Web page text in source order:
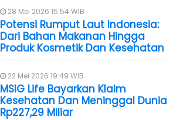
28 Mei 2026 15:54 WIB
Potensi Rumput Laut Indonesia:
Dari Bahan Makanan Hingga
Produk Kosmetik Dan Kesehatan
22 Mei 2026 19:49 WIB
MSIG Life Bayarkan Klaim
Kesehatan Dan Meninggal Dunia
Rp227,29 Miliar